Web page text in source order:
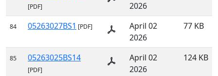
[PDF]
2026
84 05263027BS1 [PDF]
April 02
2026
77 KB
85 05263025BS14
[PDF]
April 02
2026
124 KB